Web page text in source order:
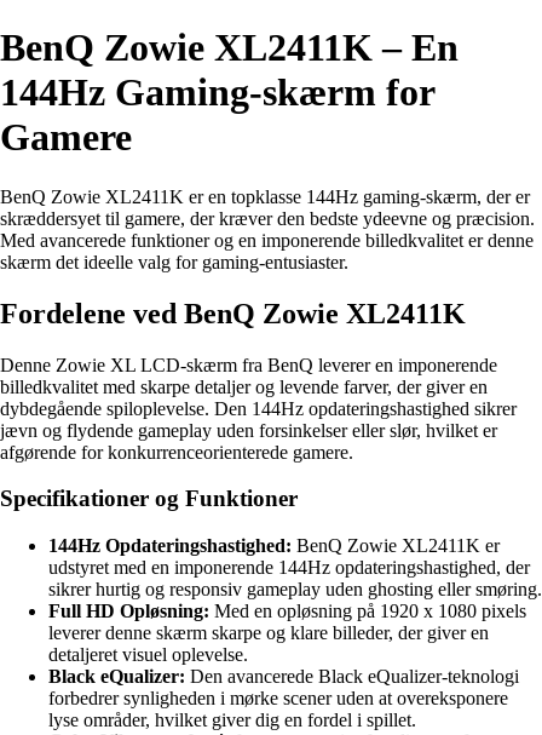
BenQ Zowie XL2411K – En
144Hz Gaming-skærm for
Gamere
BenQ Zowie XL2411K er en topklasse 144Hz gaming-skærm, der er
skræddersyet til gamere, der kræver den bedste ydeevne og præcision.
Med avancerede funktioner og en imponerende billedkvalitet er denne
skærm det ideelle valg for gaming-entusiaster.
Fordelene ved BenQ Zowie XL2411K
Denne Zowie XL LCD-skærm fra BenQ leverer en imponerende
billedkvalitet med skarpe detaljer og levende farver, der giver en
dybdegående spiloplevelse. Den 144Hz opdateringshastighed sikrer
jævn og flydende gameplay uden forsinkelser eller slør, hvilket er
afgørende for konkurrenceorienterede gamere.
Specifikationer og Funktioner
144Hz Opdateringshastighed: BenQ Zowie XL2411K er
udstyret med en imponerende 144Hz opdateringshastighed, der
sikrer hurtig og responsiv gameplay uden ghosting eller smøring.
Full HD Opløsning: Med en opløsning på 1920 x 1080 pixels
leverer denne skærm skarpe og klare billeder, der giver en
detaljeret visuel oplevelse.
Black eQualizer: Den avancerede Black eQualizer-teknologi
forbedrer synligheden i mørke scener uden at overeksponere
lyse områder, hvilket giver dig en fordel i spillet.